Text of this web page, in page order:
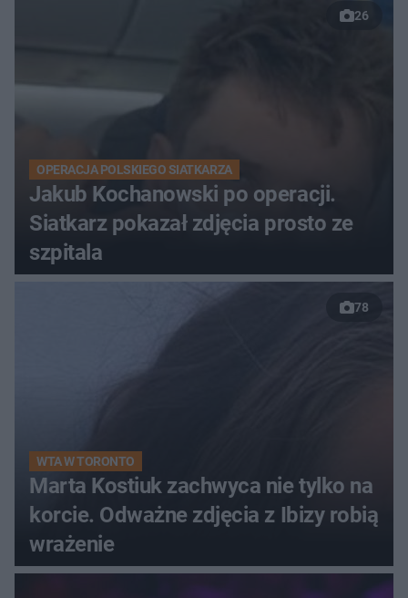
26
OPERACJA POLSKIEGO SIATKARZA
Jakub Kochanowski po operacji.
Siatkarz pokazał zdjęcia prosto ze
szpitala
78
WTA W TORONTO
Marta Kostiuk zachwyca nie tylko na
korcie. Odważne zdjęcia z Ibizy robią
wrażenie